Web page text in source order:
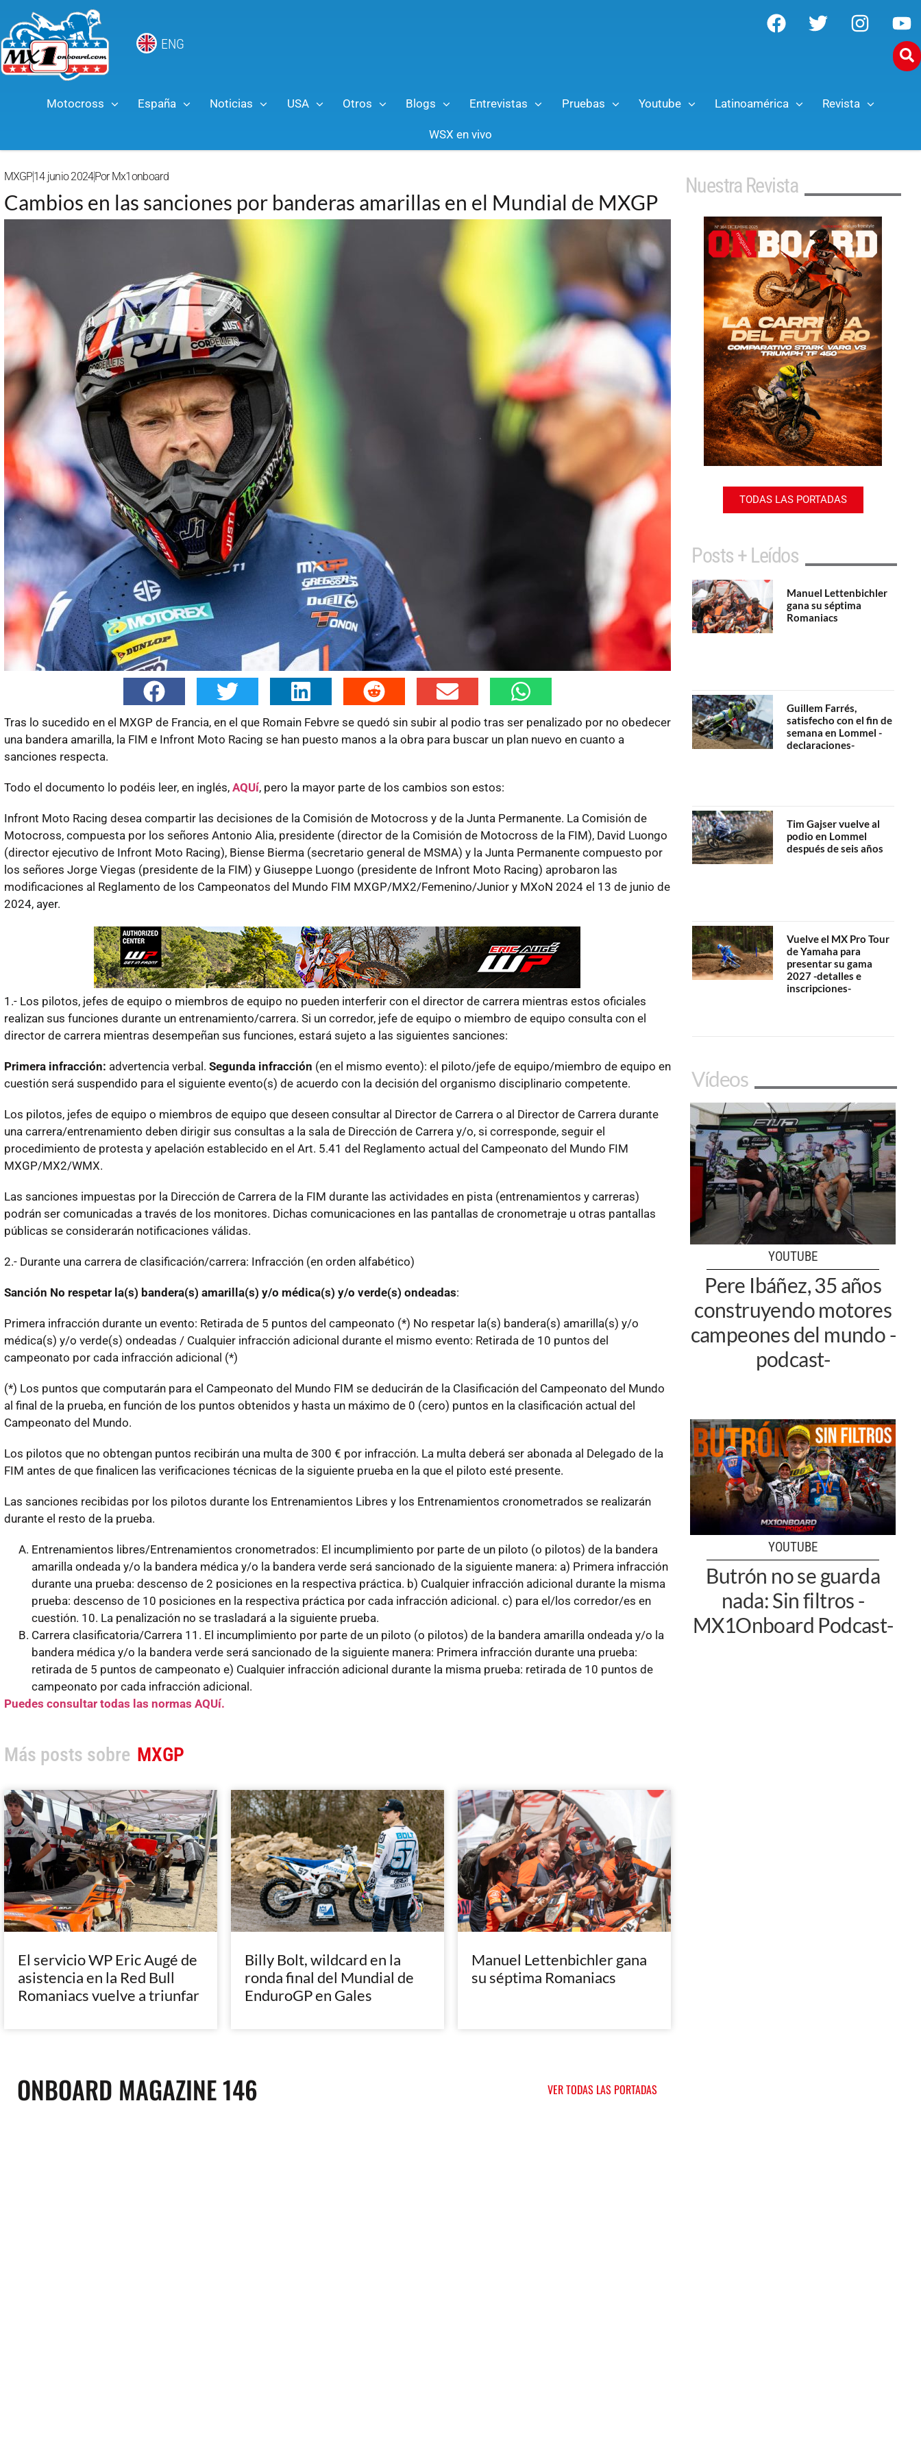
ENG
Motocross España Noticias USA Otros Blogs Entrevistas Pruebas Youtube Latinoamérica Revista
WSX en vivo
MXGP14 junio 2024PorMx1onboard
Cambios en las sanciones por banderas amarillas en el Mundial de MXGP
Tras lo sucedido en el MXGP de Francia, en el que Romain Febvre se quedó sin subir al podio tras ser penalizado por no obedecer
una bandera amarilla, la FIM e Infront Moto Racing se han puesto manos a la obra para buscar un plan nuevo en cuanto a
sanciones respecta.
Todo el documento lo podéis leer, en inglés, AQUí, pero la mayor parte de los cambios son estos:
Infront Moto Racing desea compartir las decisiones de la Comisión de Motocross y de la Junta Permanente. La Comisión de
Motocross, compuesta por los señores Antonio Alia, presidente (director de la Comisión de Motocross de la FIM), David Luongo
(director ejecutivo de Infront Moto Racing), Biense Bierma (secretario general de MSMA) y la Junta Permanente compuesto por
los señores Jorge Viegas (presidente de la FIM) y Giuseppe Luongo (presidente de Infront Moto Racing) aprobaron las
modificaciones al Reglamento de los Campeonatos del Mundo FIM MXGP/MX2/Femenino/Junior y MXoN 2024 el 13 de junio de
2024, ayer.
1.- Los pilotos, jefes de equipo o miembros de equipo no pueden interferir con el director de carrera mientras estos oficiales
realizan sus funciones durante un entrenamiento/carrera. Si un corredor, jefe de equipo o miembro de equipo consulta con el
director de carrera mientras desempeñan sus funciones, estará sujeto a las siguientes sanciones:
Primera infracción: advertencia verbal. Segunda infracción (en el mismo evento): el piloto/jefe de equipo/miembro de equipo en
cuestión será suspendido para el siguiente evento(s) de acuerdo con la decisión del organismo disciplinario competente.
Los pilotos, jefes de equipo o miembros de equipo que deseen consultar al Director de Carrera o al Director de Carrera durante
una carrera/entrenamiento deben dirigir sus consultas a la sala de Dirección de Carrera y/o, si corresponde, seguir el
procedimiento de protesta y apelación establecido en el Art. 5.41 del Reglamento actual del Campeonato del Mundo FIM
MXGP/MX2/WMX.
Las sanciones impuestas por la Dirección de Carrera de la FIM durante las actividades en pista (entrenamientos y carreras)
podrán ser comunicadas a través de los monitores. Dichas comunicaciones en las pantallas de cronometraje u otras pantallas
públicas se considerarán notificaciones válidas.
2.- Durante una carrera de clasificación/carrera: Infracción (en orden alfabético)
Sanción No respetar la(s) bandera(s) amarilla(s) y/o médica(s) y/o verde(s) ondeadas:
Primera infracción durante un evento: Retirada de 5 puntos del campeonato (*) No respetar la(s) bandera(s) amarilla(s) y/o
médica(s) y/o verde(s) ondeadas / Cualquier infracción adicional durante el mismo evento: Retirada de 10 puntos del
campeonato por cada infracción adicional (*)
(*) Los puntos que computarán para el Campeonato del Mundo FIM se deducirán de la Clasificación del Campeonato del Mundo
al final de la prueba, en función de los puntos obtenidos y hasta un máximo de 0 (cero) puntos en la clasificación actual del
Campeonato del Mundo.
Los pilotos que no obtengan puntos recibirán una multa de 300 € por infracción. La multa deberá ser abonada al Delegado de la
FIM antes de que finalicen las verificaciones técnicas de la siguiente prueba en la que el piloto esté presente.
Las sanciones recibidas por los pilotos durante los Entrenamientos Libres y los Entrenamientos cronometrados se realizarán
durante el resto de la prueba.
Entrenamientos libres/Entrenamientos cronometrados: El incumplimiento por parte de un piloto (o pilotos) de la bandera
amarilla ondeada y/o la bandera médica y/o la bandera verde será sancionado de la siguiente manera: a) Primera infracción
durante una prueba: descenso de 2 posiciones en la respectiva práctica. b) Cualquier infracción adicional durante la misma
prueba: descenso de 10 posiciones en la respectiva práctica por cada infracción adicional. c) para el/los corredor/es en
cuestión. 10. La penalización no se trasladará a la siguiente prueba.
Carrera clasificatoria/Carrera 11. El incumplimiento por parte de un piloto (o pilotos) de la bandera amarilla ondeada y/o la
bandera médica y/o la bandera verde será sancionado de la siguiente manera: Primera infracción durante una prueba:
retirada de 5 puntos de campeonato e) Cualquier infracción adicional durante la misma prueba: retirada de 10 puntos de
campeonato por cada infracción adicional.
Puedes consultar todas las normas AQUí.
Más posts sobre MXGP
El servicio WP Eric Augé de
asistencia en la Red Bull
Romaniacs vuelve a triunfar
Billy Bolt, wildcard en la
ronda final del Mundial de
EnduroGP en Gales
Manuel Lettenbichler gana
su séptima Romaniacs
ONBOARD MAGAZINE 146 VER TODAS LAS PORTADAS
Nuestra Revista
TODAS LAS PORTADAS
Posts + Leídos
Manuel Lettenbichler
gana su séptima
Romaniacs
Guillem Farrés,
satisfecho con el fin de
semana en Lommel -
declaraciones-
Tim Gajser vuelve al
podio en Lommel
después de seis años
Vuelve el MX Pro Tour
de Yamaha para
presentar su gama
2027 -detalles e
inscripciones-
Vídeos
YOUTUBE
Pere Ibáñez, 35 años
construyendo motores
campeones del mundo -
podcast-
YOUTUBE
Butrón no se guarda
nada: Sin filtros -
MX1Onboard Podcast-